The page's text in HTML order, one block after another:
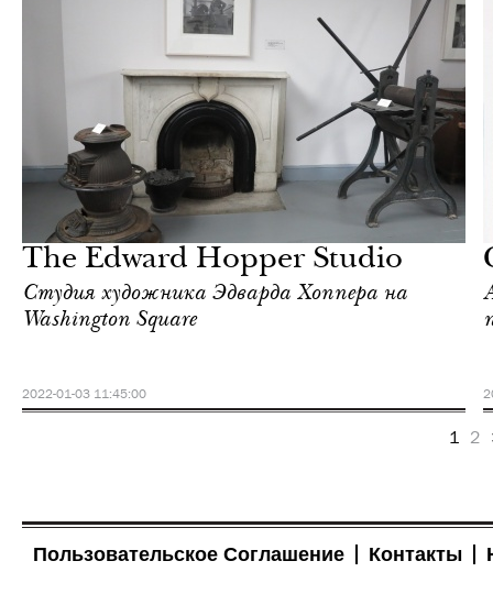
The Edward Hopper Studio
Студия художника Эдварда Хоппера на
Washington Square
2022-01-03 11:45:00
Йорк
1 2
Пользовательское Соглашение Контакты